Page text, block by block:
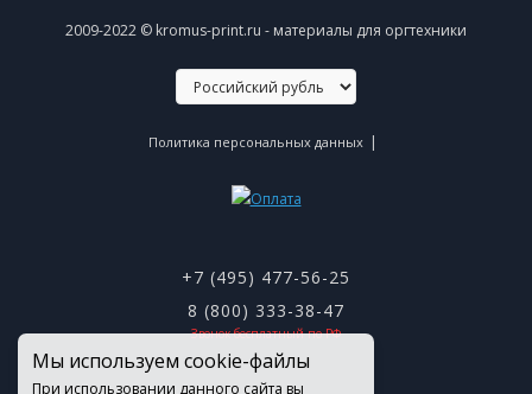
2009-2022 © kromus-print.ru - материалы для оргтехники
Политика персональных данных |
+7 (495) 477-56-25
8 (800) 333-38-47
Звонок бесплатный по РФ
Мы используем cookie-файлы
При использовании данного сайта вы